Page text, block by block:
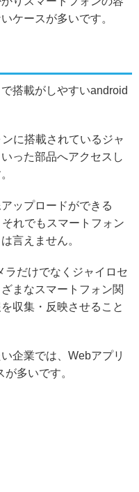
ケースが多いです。
搭載がしやすいandroid
に搭載されているジャ
った部品へアクセスし
ップロードができる
れでもスマートフォン
言えません。
ラだけでなくジャイロセ
まなスマートフォン関
収集・反映させること
企業では、Webアプリ
多いです。